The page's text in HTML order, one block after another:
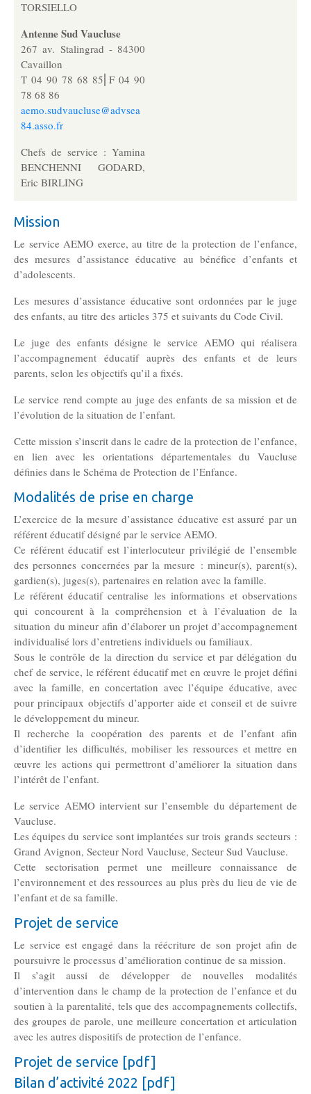
Nous soutenir
TORSIELLO
Antenne Sud Vaucluse
267 av. Stalingrad - 84300
Cavaillon
T 04 90 78 68 85⎜F 04 90
78 68 86
aemo.sudvaucluse@advsea
84.asso.fr
Chefs de service : Yamina
BENCHENNI GODARD,
Eric BIRLING
Mission
Le service AEMO exerce, au titre de la protection de l’enfance,
des mesures d’assistance éducative au bénéfice d’enfants et
d’adolescents.
Les mesures d’assistance éducative sont ordonnées par le juge
des enfants, au titre des articles 375 et suivants du Code Civil.
Le juge des enfants désigne le service AEMO qui réalisera
l’accompagnement éducatif auprès des enfants et de leurs
parents, selon les objectifs qu’il a fixés.
Le service rend compte au juge des enfants de sa mission et de
l’évolution de la situation de l’enfant.
Cette mission s’inscrit dans le cadre de la protection de l’enfance,
en lien avec les orientations départementales du Vaucluse
définies dans le Schéma de Protection de l’Enfance.
Modalités de prise en charge
L’exercice de la mesure d’assistance éducative est assuré par un
référent éducatif désigné par le service AEMO.
Ce référent éducatif est l’interlocuteur privilégié de l’ensemble
des personnes concernées par la mesure : mineur(s), parent(s),
gardien(s), juges(s), partenaires en relation avec la famille.
Le référent éducatif centralise les informations et observations
qui concourent à la compréhension et à l’évaluation de la
situation du mineur afin d’élaborer un projet d’accompagnement
individualisé lors d’entretiens individuels ou familiaux.
Sous le contrôle de la direction du service et par délégation du
chef de service, le référent éducatif met en œuvre le projet défini
avec la famille, en concertation avec l’équipe éducative, avec
pour principaux objectifs d’apporter aide et conseil et de suivre
le développement du mineur.
Il recherche la coopération des parents et de l’enfant afin
d’identifier les difficultés, mobiliser les ressources et mettre en
œuvre les actions qui permettront d’améliorer la situation dans
l’intérêt de l’enfant.
Le service AEMO intervient sur l’ensemble du département de
Vaucluse.
Les équipes du service sont implantées sur trois grands secteurs :
Grand Avignon, Secteur Nord Vaucluse, Secteur Sud Vaucluse.
Cette sectorisation permet une meilleure connaissance de
l’environnement et des ressources au plus près du lieu de vie de
l’enfant et de sa famille.
Projet de service
Le service est engagé dans la réécriture de son projet afin de
poursuivre le processus d’amélioration continue de sa mission.
Il s’agit aussi de développer de nouvelles modalités
d’intervention dans le champ de la protection de l’enfance et du
soutien à la parentalité, tels que des accompagnements collectifs,
des groupes de parole, une meilleure concertation et articulation
avec les autres dispositifs de protection de l’enfance.
Projet de service [pdf]
Bilan d’activité 2022 [pdf]